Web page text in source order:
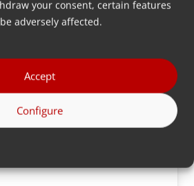
your consent, certain features
adversely affected.
Accept
Configure